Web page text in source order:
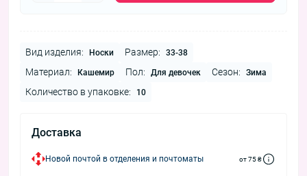
Вид изделия: Носки Размер: 33-38
Материал: Кашемир Пол: Для девочек Сезон: Зима
Количество в упаковке: 10
Доставка
Новой почтой в отделения и почтоматы от 75 ₴